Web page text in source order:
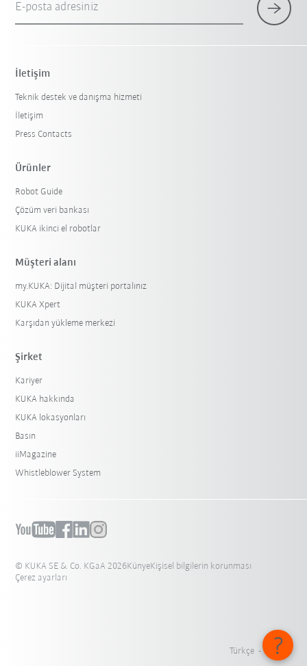
Filtreyi sıfırla
E-posta adresiniz
İletişim
Teknik destek ve danışma hizmeti
İletişim
Press Contacts
Ürünler
Robot Guide
Çözüm veri bankası
KUKA ikinci el robotlar
Müşteri alanı
my.KUKA: Dijital müşteri portalınız
KUKA Xpert
Karşıdan yükleme merkezi
Şirket
Kariyer
KUKA hakkında
KUKA lokasyonları
Basın
iiMagazine
Whistleblower System
© KUKA SE & Co. KGaA 2026KünyeKişisel bilgilerin korunması
Çerez ayarları
Türkçe - Türkiye